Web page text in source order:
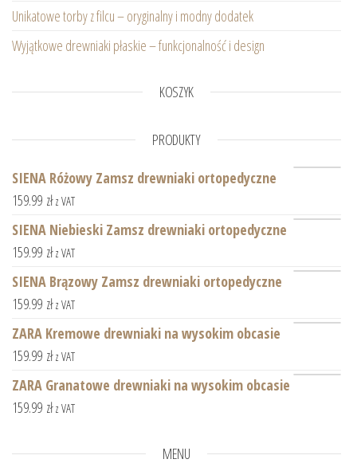
Unikatowe torby z filcu – oryginalny i modny dodatek
Wyjątkowe drewniaki płaskie – funkcjonalność i design
KOSZYK
PRODUKTY
SIENA Różowy Zamsz drewniaki ortopedyczne
159.99 zł z VAT
SIENA Niebieski Zamsz drewniaki ortopedyczne
159.99 zł z VAT
SIENA Brązowy Zamsz drewniaki ortopedyczne
159.99 zł z VAT
ZARA Kremowe drewniaki na wysokim obcasie
159.99 zł z VAT
ZARA Granatowe drewniaki na wysokim obcasie
159.99 zł z VAT
MENU